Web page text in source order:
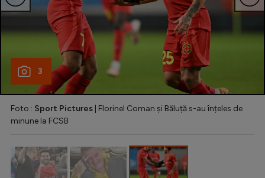
Creează cont
3
Foto : Sport Pictures | Florinel Coman și Băluță s-au înțeles de
minune la FCSB